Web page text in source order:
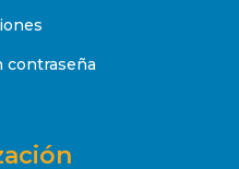
contraseña